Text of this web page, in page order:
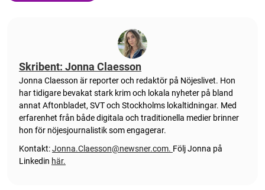
Skribent: Jonna Claesson
Jonna Claesson är reporter och redaktör på Nöjeslivet. Hon
har tidigare bevakat stark krim och lokala nyheter på bland
annat Aftonbladet, SVT och Stockholms lokaltidningar. Med
erfarenhet från både digitala och traditionella medier brinner
hon för nöjesjournalistik som engagerar.
Kontakt:Jonna.Claesson@newsner.com. Följ Jonna på
Linkedin här.